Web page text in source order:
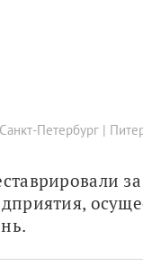
Петербург |
за